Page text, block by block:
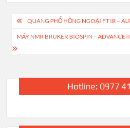
Post
navigation
QUANG PHỔ HỒNG NGOẠI FT IR –
MÁY NMR BRUKER BIOSPIN – ADVANCE
Hotline: 0977